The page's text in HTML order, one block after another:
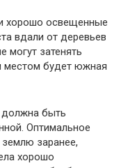
хорошо освещенные
вдали от деревьев
могут затенять
местом будет южная
быть
Оптимальное
землю заранее,
хорошо